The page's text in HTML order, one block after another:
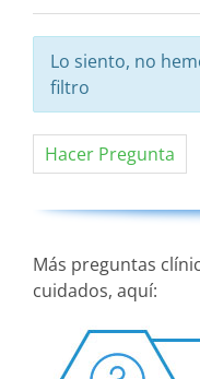
Lo siento, no
filtro
Hacer Pregunta
Más preguntas
cuidados, aquí: